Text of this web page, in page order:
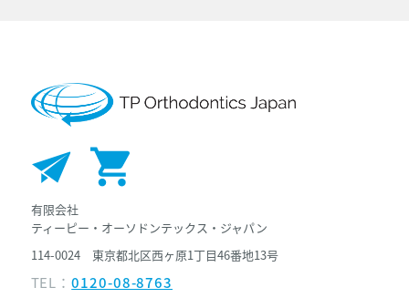
有限会社
ティーピー・オーソドンテックス・ジャパン
114-0024 東京都北区西ヶ原1丁目46番地13号
TEL：0120-08-8763